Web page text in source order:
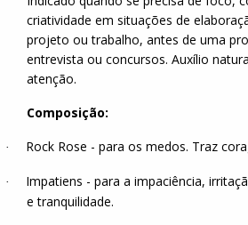
criatividade em situações de
projeto ou trabalho, antes de uma
entrevista ou concursos. Auxílio
atenção.
Composição:
· Rock Rose - para os medos. Traz
·
Impatiens - para a impaciência,
e tranquilidade.